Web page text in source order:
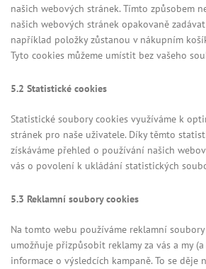
našich webových stránek. Tímto způsobem
našich webových stránek opakovaně
například položky zůstanou v nákupním
Tyto cookies můžeme umístit bez vašeho
5.2 Statistické cookies
Statistické soubory cookies využíváme k
stránek pro naše uživatele. Díky těmto
získáváme přehled o používání našich
vás o povolení k ukládání statistických
5.3 Reklamní soubory cookies
Na tomto webu používáme reklamní soubory
umožňuje přizpůsobit reklamy za vás a my
informace o výsledcích kampaně. To se děje